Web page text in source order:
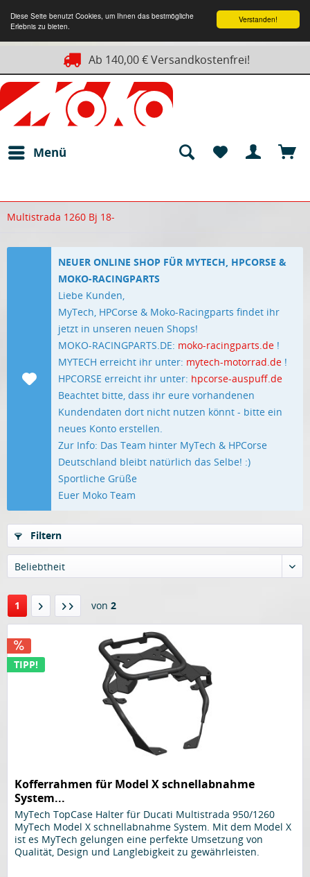
Verstanden!
Diese Seite benutzt Cookies, um Ihnen das bestmögliche
Erlebnis zu bieten.
Ab 140,00 € Versandkostenfrei!
Menü
Multistrada 1260 Bj 18-
NEUER ONLINE SHOP FÜR MYTECH, HPCORSE &
MOKO-RACINGPARTS
Liebe Kunden,
MyTech, HPCorse & Moko-Racingparts findet ihr
jetzt in unseren neuen Shops!
MOKO-RACINGPARTS.DE: moko-racingparts.de !
MYTECH erreicht ihr unter: mytech-motorrad.de !
HPCORSE erreicht ihr unter: hpcorse-auspuff.de
Beachtet bitte, dass ihr eure vorhandenen
Kundendaten dort nicht nutzen könnt - bitte ein
neues Konto erstellen.
Zur Info: Das Team hinter MyTech & HPCorse
Deutschland bleibt natürlich das Selbe! :)
Sportliche Grüße
Euer Moko Team
Filtern
Beliebtheit
1 von 2
TIPP!
Kofferrahmen für Model X schnellabnahme
System...
MyTech TopCase Halter für Ducati Multistrada 950/1260
MyTech Model X schnellabnahme System. Mit dem Model X
ist es MyTech gelungen eine perfekte Umsetzung von
Qualität, Design und Langlebigkeit zu gewährleisten.